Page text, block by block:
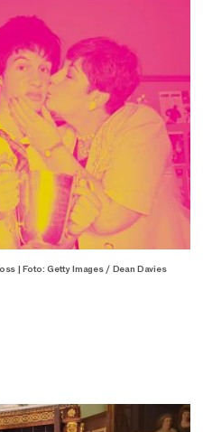
| Foto: Getty Images / Dean Davies